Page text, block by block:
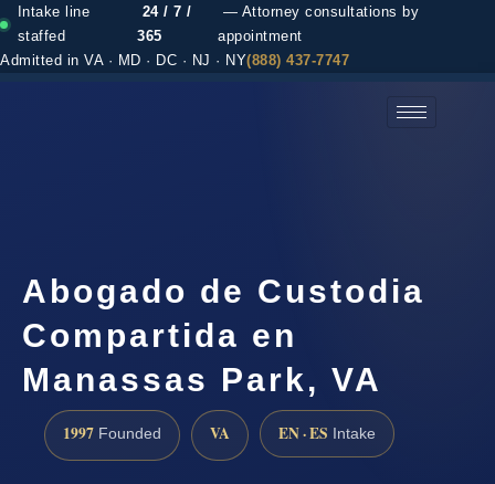
Intake line
staffed
24 / 7 /
365
— Attorney consultations by
appointment
Admitted in VA · MD · DC · NJ · NY(888) 437-7747
Abogado de Custodia
Compartida en
Manassas Park, VA
1997 Founded VA EN · ES Intake